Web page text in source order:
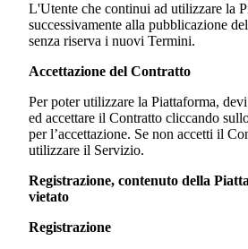
L'Utente che continui ad utilizzare la
successivamente alla pubblicazione
senza riserva i nuovi Termini.
Accettazione del Contratto
Per poter utilizzare la Piattaforma,
ed accettare il Contratto cliccando
per l’accettazione. Se non accetti il
utilizzare il Servizio.
Registrazione, contenuto della
vietato
Registrazione